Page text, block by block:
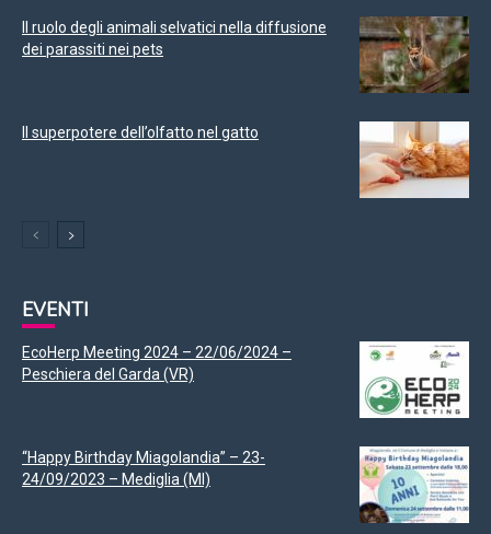
Il ruolo degli animali selvatici nella diffusione
dei parassiti nei pets
Il superpotere dell’olfatto nel gatto
EVENTI
EcoHerp Meeting 2024 – 22/06/2024 –
Peschiera del Garda (VR)
“Happy Birthday Miagolandia” – 23-
24/09/2023 – Mediglia (MI)